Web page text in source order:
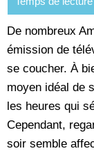
De nombreux
émission de
se coucher. À
moyen idéal de
les heures qui
Cependant,
soir semble